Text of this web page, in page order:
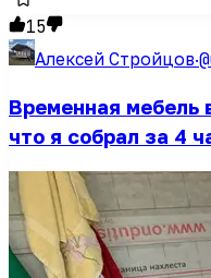
15
Алексей Стройцов·
Временная мебель
что я собрал за 4